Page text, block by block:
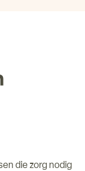
die zorg nodig